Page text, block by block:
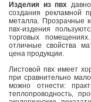
Изделия из пвх
создания рекламной
металла. Прозрачные
пвх-издения
торговых
отличные свойства
цена продукции.
Листовой пвх имеет
при сравнительно
можно отнести:
теплопроводность,